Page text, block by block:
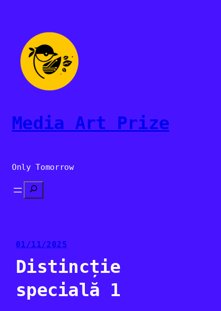
conținut
Media Art Prize
Only Tomorrow
Search
01/11/2025
Distincție
specială 1